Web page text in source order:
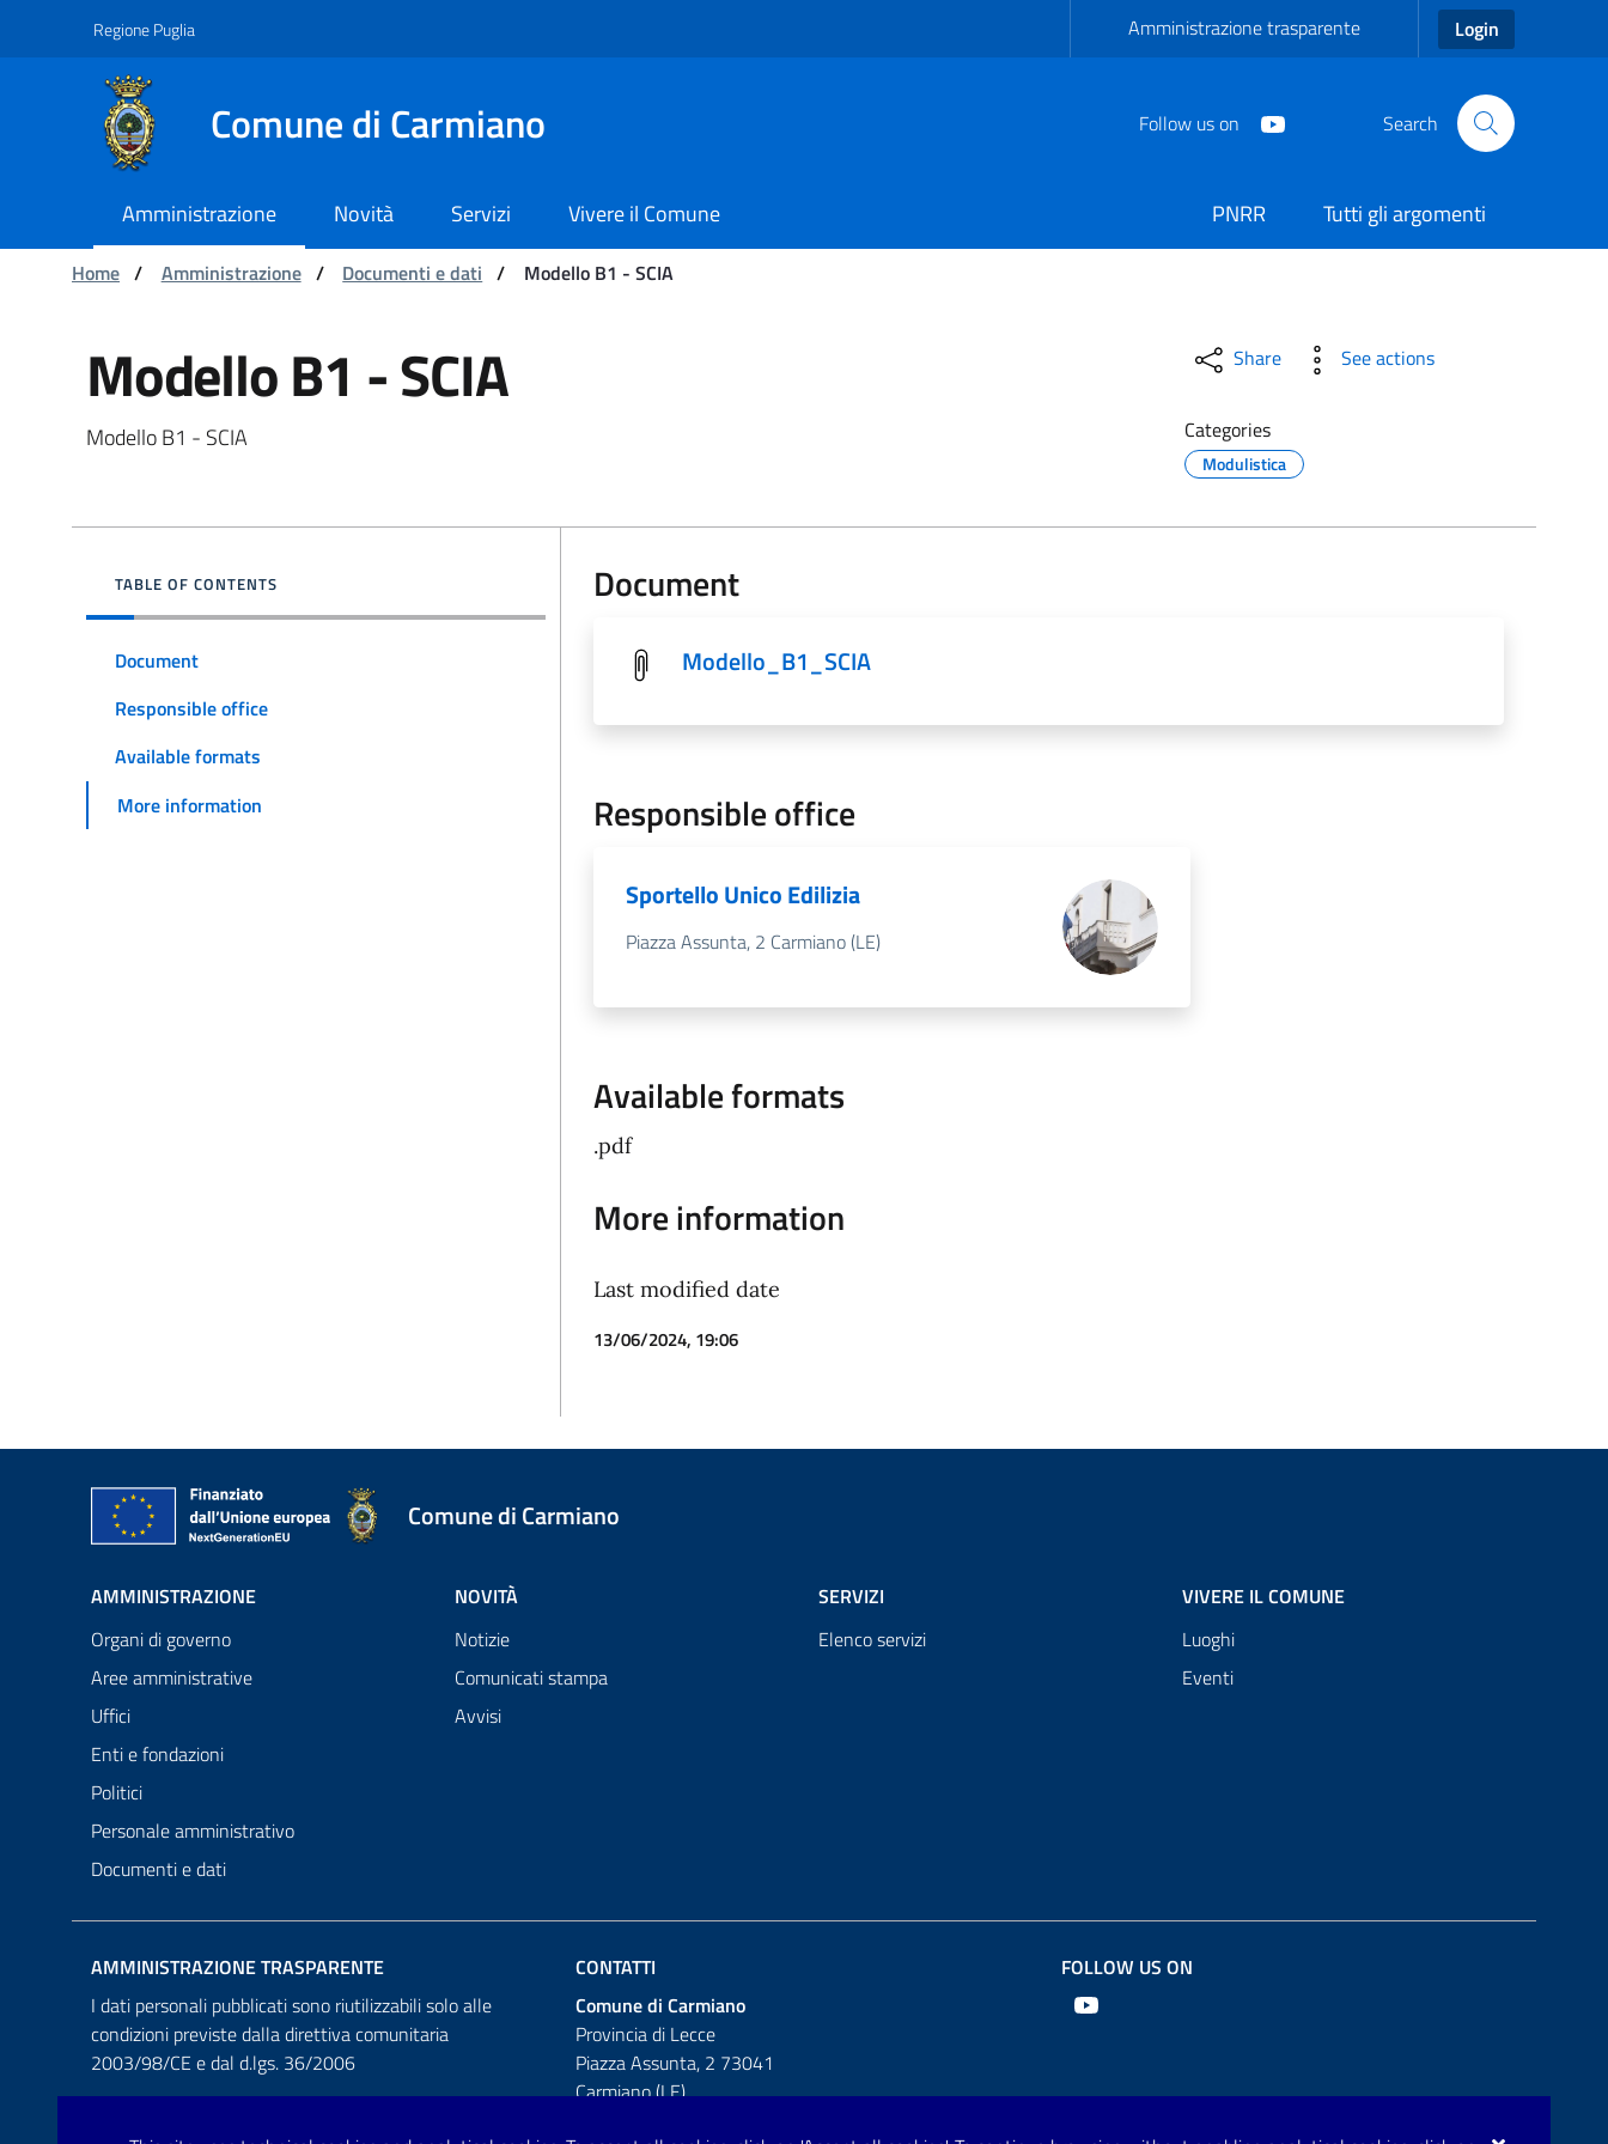
Navigation
Skip to ContentRegione Puglia Amministrazione trasparente Login
Comune di Carmiano Follow us on Search
Amministrazione Novità Servizi Vivere il Comune PNRR
Tutti gli argomenti
You are:
Home / Amministrazione / Documenti e dati / Modello B1 - SCIA
Modello B1 - SCIA - Comune di Carmiano
Modello B1 - SCIA
Modello B1 - SCIA
Share See actions
Categories
Modulistica
TABLE OF CONTENTS
Document
Responsible office
Available formats
More information
Document
Modello_B1_SCIA
Responsible office
Sportello Unico Edilizia
Piazza Assunta, 2 Carmiano (LE)
Available formats
.pdf
More information
Last modified date
13/06/2024, 19:06
Comune di Carmiano
AMMINISTRAZIONE
Organi di governo
Aree amministrative
Uffici
Enti e fondazioni
Politici
Personale amministrativo
Documenti e dati
NOVITÀ
Notizie
Comunicati stampa
Avvisi
SERVIZI
Elenco servizi
VIVERE IL COMUNE
Luoghi
Eventi
AMMINISTRAZIONE TRASPARENTE
I dati personali pubblicati sono riutilizzabili solo alle
condizioni previste dalla direttiva comunitaria
2003/98/CE e dal d.lgs. 36/2006
CONTATTI
Comune di Carmiano
Provincia di Lecce
Piazza Assunta, 2 73041
Carmiano (LE)
FOLLOW US ON